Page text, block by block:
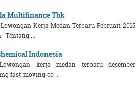
Multifinance Tbk
Kerja Medan Terbaru Februari 2015
...
Indonesia
kerja medan terbaru desember
fast-moving co ...